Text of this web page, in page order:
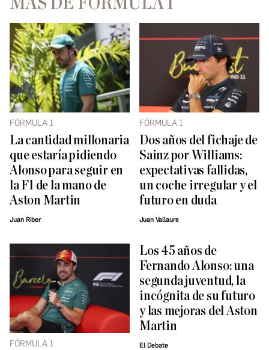
FÓRMULA 1
La cantidad millonaria
que estaría pidiendo
Alonso para seguir en
la F1 de la mano de
Aston Martin
Juan Riber
FÓRMULA 1
Dos años del fichaje de
Sainz por Williams:
expectativas fallidas,
un coche irregular y el
futuro en duda
Juan Vallaure
FÓRMULA 1
Los 45 años de
Fernando Alonso: una
segunda juventud, la
incógnita de su futuro
y las mejoras del Aston
Martin
El Debate